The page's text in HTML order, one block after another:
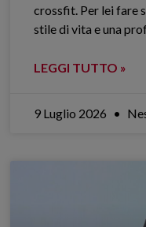
crossfit. Per lei fare
stile di vita e una
LEGGI TUTTO »
9 Luglio 2026